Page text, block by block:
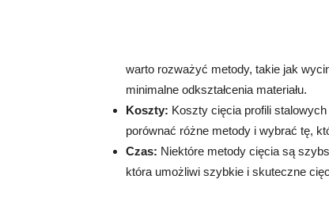
warto rozważyć metody, takie jak
minimalne odkształcenia materiału.
Koszty: Koszty cięcia profili
porównać różne metody i wybrać tę,
Czas: Niektóre metody cięcia są
która umożliwi szybkie i skuteczne